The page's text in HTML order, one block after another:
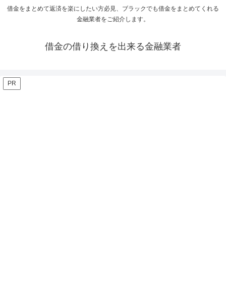
借金をまとめて返済を楽にしたい方必見、ブラックでも借金をまとめてくれる
金融業者をご紹介します。
借金の借り換えを出来る金融業者
PR